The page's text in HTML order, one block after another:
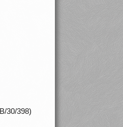
30/398)